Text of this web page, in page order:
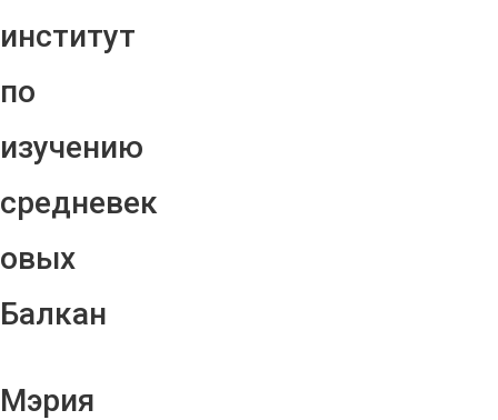
институт
по
изучению
средневек
овых
Балкан
Мэрия